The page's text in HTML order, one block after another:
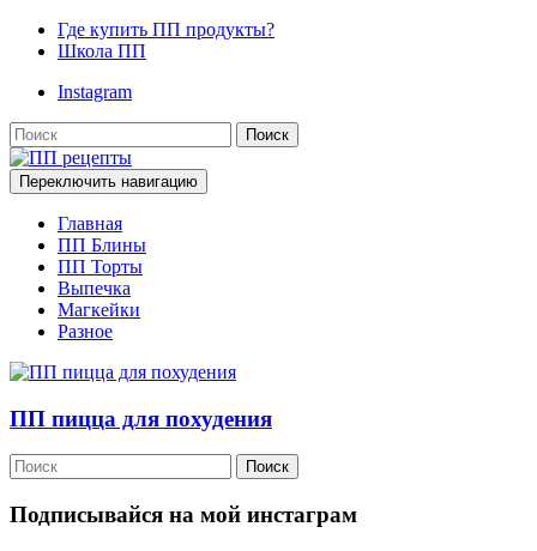
Где купить ПП продукты?
Школа ПП
Instagram
Поиск
Переключить навигацию
Главная
ПП Блины
ПП Торты
Выпечка
Магкейки
Разное
ПП пицца для похудения
Поиск
Подписывайся на мой инстаграм